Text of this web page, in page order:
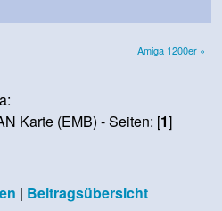
Amiga 1200er »
Karte (EMB) - Seiten: [1]
| Beitragsübersicht